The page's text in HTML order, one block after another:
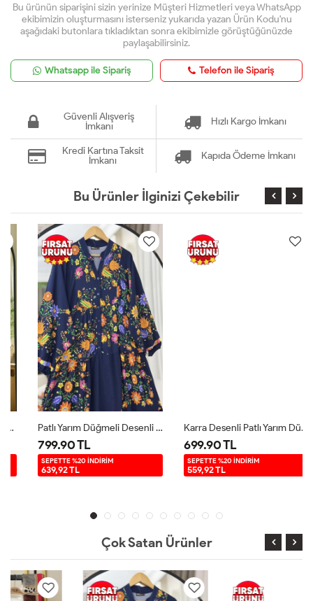
Bu ürünün siparişini sizin yerinize Müşteri Hizmetleri veya WhatsApp
ekibimizin oluşturmasını isterseniz yukarıda yazan Ürün Kodu'nu
aşağıdaki butonlara tıkladıktan sonra ekibimizle görüştüğünüzde
paylaşabilirsiniz.
Whatsapp ile Sipariş Telefon ile Sipariş
Güvenli Alışveriş
İmkanı
Hızlı Kargo İmkanı
Kredi Kartına Taksit
İmkanı
Kapıda Ödeme İmkanı
Bu Ürünler İlginizi Çekebilir
Patlı Yarım Düğmeli Desenli Elbise Lacivert UMS50261
799.90 TL
SEPETTE %20 İNDİRİM
639,92 TL
Karra Desenli Patlı Yarım Düğme Elbise Yeşil UMS50143
699.90 TL
SEPETTE %20 İNDİRİM
559,92 TL
Çok Satan Ürünler